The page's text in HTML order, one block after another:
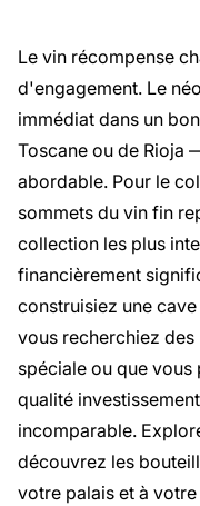
Le vin récompense
d'engagement. Le
immédiat dans un
Toscane ou de Rioja
abordable. Pour le
sommets du vin fin
collection les plus
financièrement
construisiez une
vous recherchiez
spéciale ou que
qualité
incomparable.
découvrez les
votre palais et à